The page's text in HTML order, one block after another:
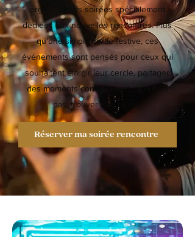
organiser des soirées spécialement
dédiées aux nouvelles rencontres. Plus
qu’une simple sortie festive, ces
événements sont pensés pour ceux qui
souhaitent élargir leur cercle, partager
des moments conviviaux et, pourquoi
pas, trouver leur moitié.
Réserver ma soirée rencontre